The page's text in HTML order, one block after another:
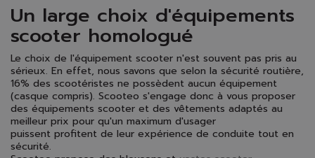
Un large choix d'équipements
scooter homologué
Le choix de l'équipement scooter n'est souvent pas pris au
sérieux. En effet, nous savons que selon la sécurité routière,
16% des scootéristes ne possèdent aucun équipement
(casque compris). Scooteo s'engage donc à vous proposer
des équipements scooter et des vêtements adaptés au
meilleur prix pour qu'un maximum d'usager
puissent profitent de leur expérience de conduite tout en
sécurité.